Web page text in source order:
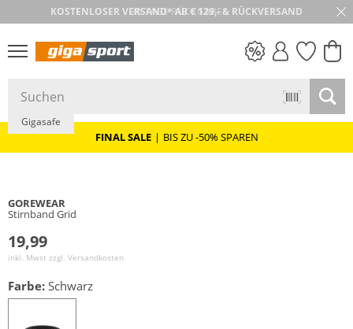
30 TAGE RÜCKGABE
PREIS & WERT
FINAL SALE | BIS ZU -50% SPAREN
Gigasafe
GOREWEAR
Stirnband Grid
19,99
inkl. Mwst zzgl. Versandkosten
Farbe: Schwarz